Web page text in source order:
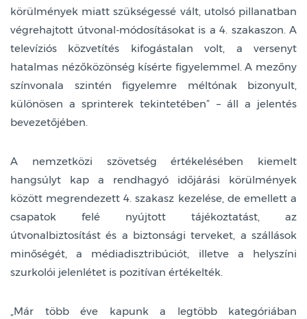
körülmények miatt szükségessé vált, utolsó pillanatban
végrehajtott útvonal-módosításokat is a 4. szakaszon. A
televíziós közvetítés kifogástalan volt, a versenyt
hatalmas nézőközönség kísérte figyelemmel. A mezőny
színvonala szintén figyelemre méltónak bizonyult,
különösen a sprinterek tekintetében” – áll a jelentés
bevezetőjében.
A nemzetközi szövetség értékelésében kiemelt
hangsúlyt kap a rendhagyó időjárási körülmények
között megrendezett 4. szakasz kezelése, de emellett a
csapatok felé nyújtott tájékoztatást, az
útvonalbiztosítást és a biztonsági terveket, a szállások
minőségét, a médiadisztribúciót, illetve a helyszíni
szurkolói jelenlétet is pozitívan értékelték.
„Már több éve kapunk a legtöbb kategóriában